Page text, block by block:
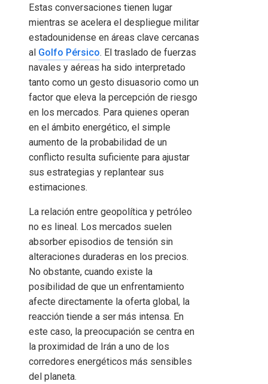
Estas conversaciones tienen lugar
mientras se acelera el despliegue militar
estadounidense en áreas clave cercanas
al Golfo Pérsico. El traslado de fuerzas
navales y aéreas ha sido interpretado
tanto como un gesto disuasorio como un
factor que eleva la percepción de riesgo
en los mercados. Para quienes operan
en el ámbito energético, el simple
aumento de la probabilidad de un
conflicto resulta suficiente para ajustar
sus estrategias y replantear sus
estimaciones.
La relación entre geopolítica y petróleo
no es lineal. Los mercados suelen
absorber episodios de tensión sin
alteraciones duraderas en los precios.
No obstante, cuando existe la
posibilidad de que un enfrentamiento
afecte directamente la oferta global, la
reacción tiende a ser más intensa. En
este caso, la preocupación se centra en
la proximidad de Irán a uno de los
corredores energéticos más sensibles
del planeta.